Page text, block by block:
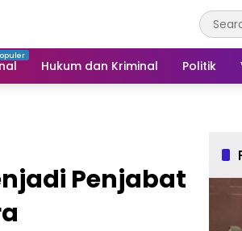
Hukum dan Kriminal Politik
Penjabat